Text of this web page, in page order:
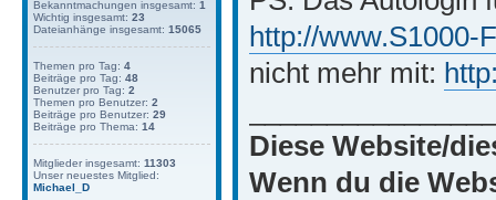
Bekanntmachungen insgesamt: 1
Wichtig insgesamt: 23
Dateianhänge insgesamt: 15065
Themen pro Tag: 4
Beiträge pro Tag: 48
Benutzer pro Tag: 2
Themen pro Benutzer: 2
Beiträge pro Benutzer: 29
Beiträge pro Thema: 14
Mitglieder insgesamt: 11303
Unser neuestes Mitglied:
Michael_D
http://www.S1000-
nicht mehr mit:
Diese Website/
Wenn du die